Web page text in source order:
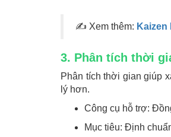
✍ Xem thêm: Kaizen
3. Phân tích thời
Phân tích thời gian giúp
lý hơn.
Công cụ hỗ trợ:
Mục tiêu: Định